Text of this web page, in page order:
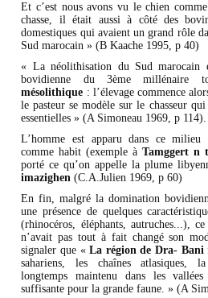
Et c’est nous avons vu le chien
chasse, il était aussi à côté des
domestiques qui avaient un grand rôle
Sud marocain » (B Kaache 1995, p 40)
« La néolithisation du Sud marocain
bovidienne du 3ème millénaire
mésolithique : l’élevage commence
le pasteur se modèle sur le chasseur qui
essentielles » (A Simoneau 1969, p 114).
L’homme est apparu dans ce milieu
comme habit (exemple àTamggert n
porté ce qu’on appelle la plume
imazighen (C.A.Julien 1969, p 60)
En fin, malgré la domination
une présence de quelques
(rhinocéros, éléphants, autruches...),
n’avait pas tout à fait changé son
signaler que «La région de Dra- Bani
sahariens, les chaînes atlasiques,
longtemps maintenu dans les
suffisante pour la grande faune. » (A